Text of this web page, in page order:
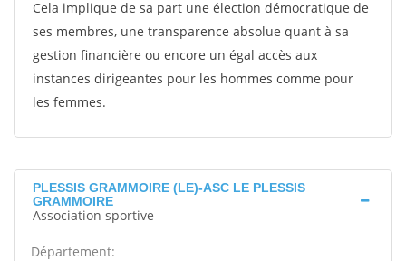
Cela implique de sa part une élection démocratique de
ses membres, une transparence absolue quant à sa
gestion financière ou encore un égal accès aux
instances dirigeantes pour les hommes comme pour
les femmes.
PLESSIS GRAMMOIRE (LE)-ASC LE PLESSIS
GRAMMOIRE
Association sportive
Département: